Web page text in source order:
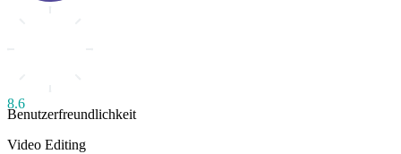
8.6
Benutzerfreundlichkeit
Video Editing